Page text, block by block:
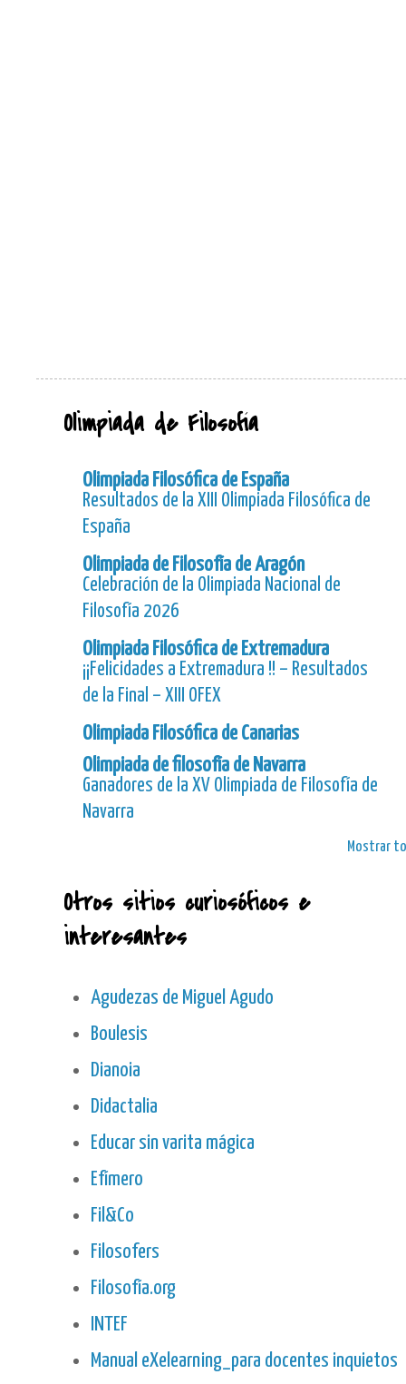
Olimpiada de Filosofía
Olimpiada Filosófica de España
Resultados de la XIII Olimpiada Filosófica de
España
Olimpiada de Filosofía de Aragón
Celebración de la Olimpiada Nacional de
Filosofía 2026
Olimpiada Filosófica de Extremadura
¡¡Felicidades a Extremadura !! – Resultados
de la Final – XIII OFEX
Olimpiada Filosófica de Canarias
Olimpiada de filosofía de Navarra
Ganadores de la XV Olimpiada de Filosofía de
Navarra
Mostrar
Otros sitios curiosóficos e
interesantes
Agudezas de Miguel Agudo
Boulesis
Dianoia
Didactalia
Educar sin varita mágica
Efímero
Fil&Co
Filosofers
Filosofía.org
INTEF
Manual eXelearning_para docentes inquietos